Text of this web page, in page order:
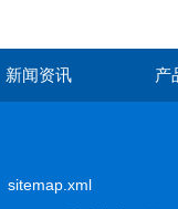
新闻资讯 产
sitemap.xml